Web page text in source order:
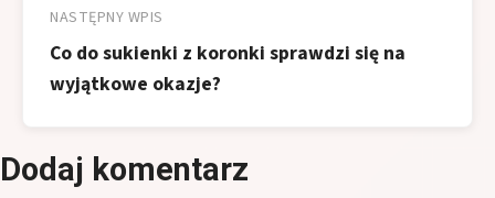
NASTĘPNY WPIS
Co do sukienki z koronki sprawdzi się na
wyjątkowe okazje?
Dodaj komentarz